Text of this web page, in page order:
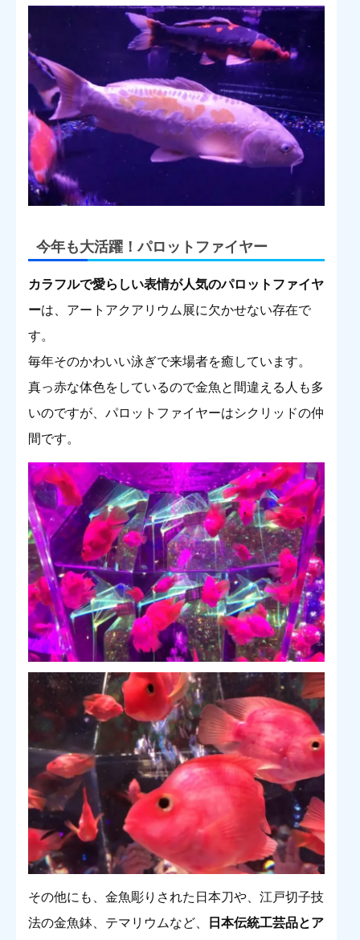
今年も大活躍！パロットファイヤー
カラフルで愛らしい表情が人気のパロットファイヤ
ーは、アートアクアリウム展に欠かせない存在で
す。
毎年そのかわいい泳ぎで来場者を癒しています。
真っ赤な体色をしているので金魚と間違える人も多
いのですが、パロットファイヤーはシクリッドの仲
間です。
その他にも、金魚彫りされた日本刀や、江戸切子技
法の金魚鉢、テマリウムなど、
日本伝統工芸品とア